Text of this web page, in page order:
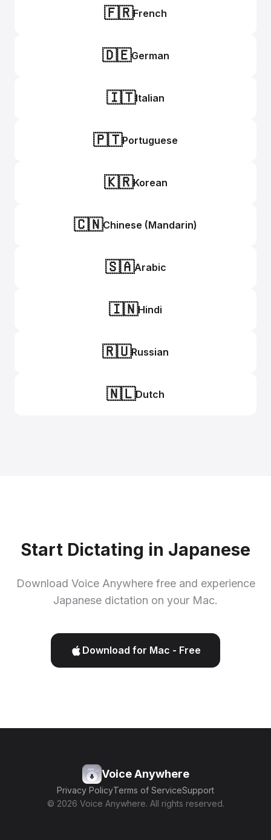
🇫🇷French
🇩🇪German
🇮🇹Italian
🇵🇹Portuguese
🇰🇷Korean
🇨🇳Chinese (Mandarin)
🇸🇦Arabic
🇮🇳Hindi
🇷🇺Russian
🇳🇱Dutch
Start Dictating in Japanese
Download Voice Anywhere free and experience
Japanese dictation on your Mac.
Download for Mac - Free
Voice Anywhere
Privacy PolicyTerms of ServiceSupport
© 2026 Voice Anywhere. All rights reserved.